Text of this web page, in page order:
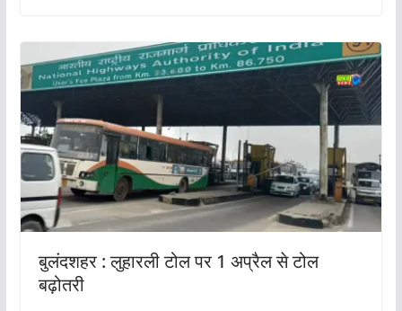
बुलंदशहर : लुहारली टोल पर 1 अप्रैल से टोल
बढ़ोतरी